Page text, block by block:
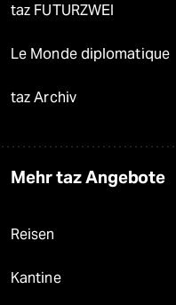
taz FUTURZWEI
Le Monde diplomatique
taz Archiv
Mehr taz Angebote
Reisen
Kantine